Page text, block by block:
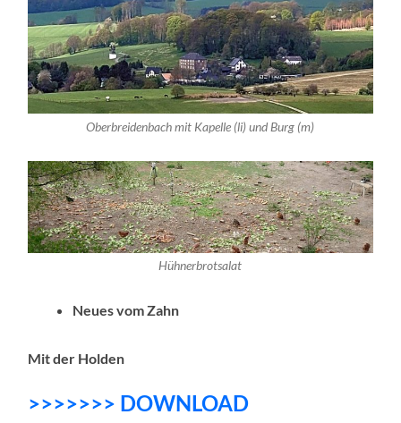
Oberbreidenbach mit Kapelle (li) und Burg (m)
Hühnerbrotsalat
Neues vom Zahn
Mit der Holden
>>>>>>> DOWNLOAD